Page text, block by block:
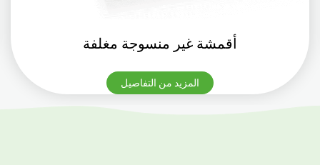
أقمشة غير منسوجة مغلفة
المزيد من التفاصيل